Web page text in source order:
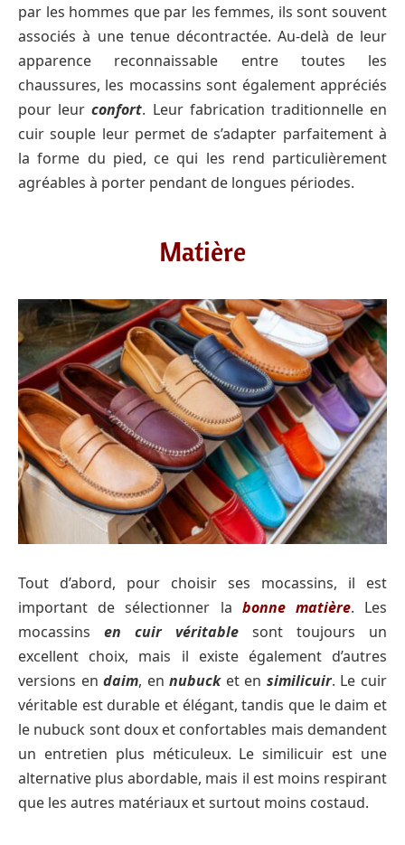
par les hommes que par les femmes, ils sont souvent
associés à une tenue décontractée. Au-delà de leur
apparence reconnaissable entre toutes les
chaussures, les mocassins sont également appréciés
pour leurconfort. Leur fabrication traditionnelle en
cuir souple leur permet de s’adapter parfaitement à
la forme du pied, ce qui les rend particulièrement
agréables à porter pendant de longues périodes.
Matière
Tout d’abord, pour choisir ses mocassins, il est
important de sélectionner la bonne matière. Les
mocassins en cuir véritable sont toujours un
excellent choix, mais il existe également d’autres
versions endaim, ennubucket en similicuir. Le cuir
véritable est durable et élégant, tandis que le daim et
le nubuck sont doux et confortables mais demandent
un entretien plus méticuleux. Le similicuir est une
alternative plus abordable, mais il est moins respirant
que les autres matériaux et surtout moins costaud.